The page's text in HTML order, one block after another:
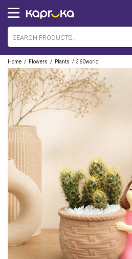
Home / Flowers / Plants / 360world